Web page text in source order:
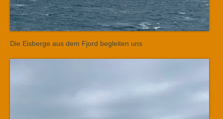
Die Eisberge aus dem Fjord begleiten uns